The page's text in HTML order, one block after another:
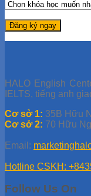
HALO English
IELTS, tiếng anh
Cơ sở 1: 35B Hữu
Cơ sở 2: 70 Hữu
Email:
Hotline CSKH:
Follow Us On